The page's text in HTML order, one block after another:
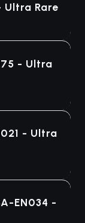
Ultra Rare
- Ultra
- Ultra
EN034 -